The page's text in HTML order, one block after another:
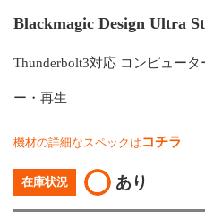
Blackmagic Design Ultra
Thunderbolt3対応 コンピュー
ー・再生
機材の詳細なスペックは コチラ
在庫状況 あり